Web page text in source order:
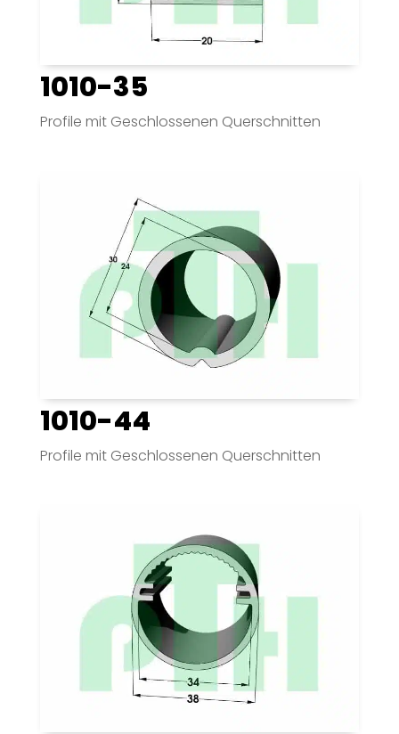
1010-35
Profile mit Geschlossenen Querschnitten
1010-44
Profile mit Geschlossenen Querschnitten